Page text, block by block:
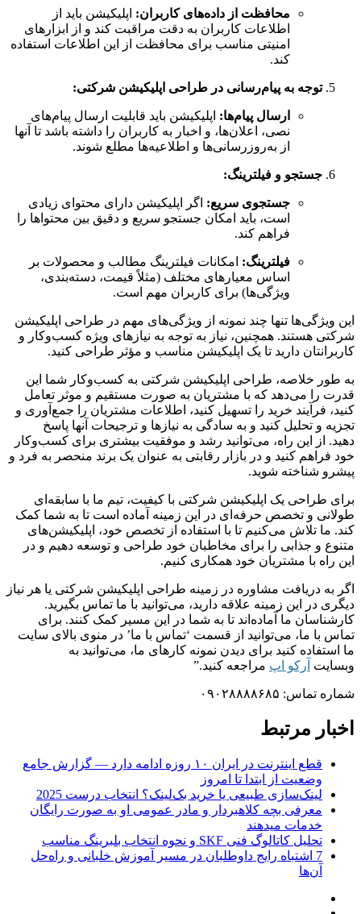
محافظت از داده‌های کاربران: اپلیکیشن باید از
اطلاعات کاربران به دقت مراقبت کند و از ابزارهای
امنیتی مناسب برای محافظت از این اطلاعات استفاده
کند.
توجه به پیام‌رسانی در طراحی اپلیکیشن‌ شرکتی:
ارسال پیام‌ها: اپلیکیشن باید قابلیت ارسال پیام‌های
نصی، اعلان‌ها، و اخبار به کاربران را داشته باشد تا آنها
از به‌روزرسانی‌ها و اطلاعیه‌ها مطلع شوند.
جستجو و فیلترینگ:
جستجوی سریع: اگر اپلیکیشن دارای محتوای زیادی
است، باید امکان جستجو سریع و دقیق بین محتواها را
فراهم کند.
فیلترینگ: امکانات فیلترینگ مطالب و محصولات بر
اساس معیارهای مختلف (مثلاً قیمت، دسته‌بندی،
ویژگی‌ها) برای کاربران مهم است.
این ویژگی‌ها تنها چند نمونه از ویژگی‌های مهم در طراحی اپلیکیشن
شرکتی هستند. همچنین، نیاز به توجه به نیازهای ویژه کسب‌وکار و
کاربرانتان دارید تا یک اپلیکیشن مناسب و مؤثر طراحی کنید.
به طور خلاصه، طراحی اپلیکیشن شرکتی به کسب‌وکار شما این
قدرت را می‌دهد که با مشتریان به صورت مستقیم و موثر تعامل
کنید، فرآیند خرید را تسهیل کنید، اطلاعات مشتریان را جمع‌آوری و
تجزیه و تحلیل کنید و به سادگی به نیازها و ترجیحات آنها پاسخ
دهید. از این راه، می‌توانید رشد و موفقیت بیشتری برای کسب‌وکار
خود فراهم کنید و در بازار رقابتی به عنوان یک برند منحصر به فرد و
پیشرو شناخته شوید.
برای طراحی یک اپلیکیشن شرکتی با کیفیت، تیم ما با سابقه‌ای
طولانی و تخصص حرفه‌ای در این زمینه آماده است تا به شما کمک
کند. ما تلاش می‌کنیم تا با استفاده از تخصص خود، اپلیکیشن‌های
متنوع و جذابی را برای مخاطبان خود طراحی و توسعه دهیم و در
این راه با مشتریان خود همکاری کنیم.
اگر به دریافت مشاوره در زمینه طراحی اپلیکیشن شرکتی یا هر نیاز
دیگری در این زمینه علاقه دارید، می‌توانید با ما تماس بگیرید.
کارشناسان ما آماده‌اند تا به شما در این مسیر کمک کنند. برای
تماس با ما، می‌توانید از قسمت ‘تماس با ما’ در منوی بالای سایت
ما استفاده کنید برای دیدن نمونه کارهای ما، می‌توانید به
وبسایت آرکو اپ مراجعه کنید.”
شماره تماس: ۰۹۰۲۸۸۸۸۶۸۵
اخبار مرتبط
قطع اینترنت در ایران ۱۰ روزه ادامه دارد — گزارش جامع
وضعیت از ابتدا تا امروز
لینک‌سازی طبیعی یا خرید بک‌لینک؟ انتخاب درست 2025
معرفی بچه کلاهبردار و مادر عمومی او به صورت رایگان
خدمات میدهند
تحلیل کاتالوگ فنی SKF و نحوه انتخاب بلبرینگ مناسب
7 اشتباه رایج داوطلبان در مسیر آموزش خلبانی و راه‌حل
آن‌ها